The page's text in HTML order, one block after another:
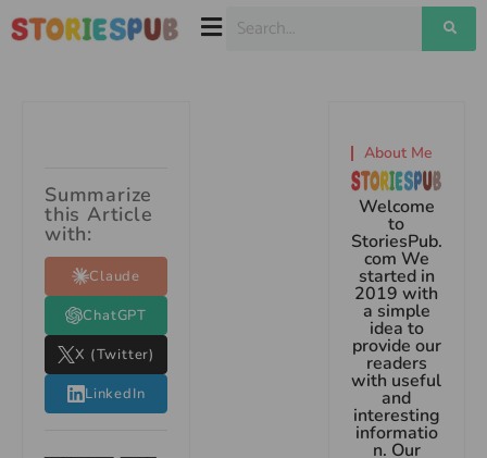
Summarize
this Article
with:
Claude
ChatGPT
X (Twitter)
LinkedIn
About Me
Welcome
to
StoriesPub.
com We
started in
2019 with
a simple
idea to
provide our
readers
with useful
and
interesting
informatio
n. Our